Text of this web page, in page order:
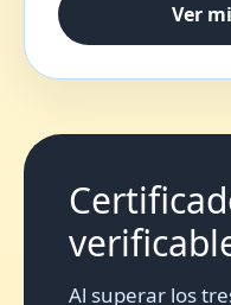
Ver
Al superar los